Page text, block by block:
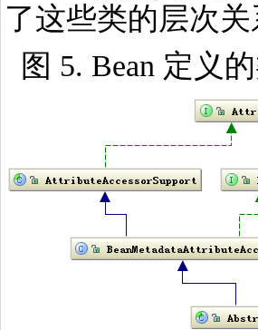
了这些类的层次关
图 5. Bean 定义